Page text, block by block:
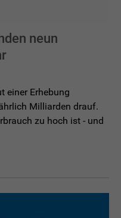
neun
einer Erhebung
Milliarden drauf.
zu hoch ist - und